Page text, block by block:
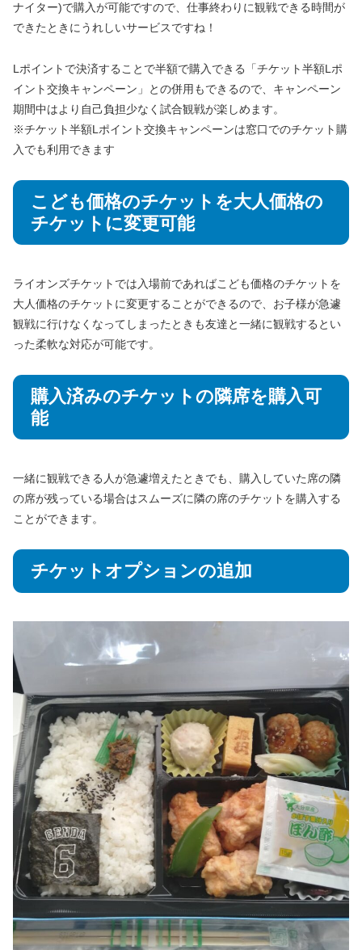
ナイター)で購入が可能ですので、仕事終わりに観戦できる時間が
できたときにうれしいサービスですね！
Lポイントで決済することで半額で購入できる「チケット半額Lポ
イント交換キャンペーン」との併用もできるので、キャンペーン
期間中はより自己負担少なく試合観戦が楽しめます。
※チケット半額Lポイント交換キャンペーンは窓口でのチケット購
入でも利用できます
こども価格のチケットを大人価格の
チケットに変更可能
ライオンズチケットでは入場前であればこども価格のチケットを
大人価格のチケットに変更することができるので、お子様が急遽
観戦に行けなくなってしまったときも友達と一緒に観戦するとい
った柔軟な対応が可能です。
購入済みのチケットの隣席を購入可
能
一緒に観戦できる人が急遽増えたときでも、購入していた席の隣
の席が残っている場合はスムーズに隣の席のチケットを購入する
ことができます。
チケットオプションの追加